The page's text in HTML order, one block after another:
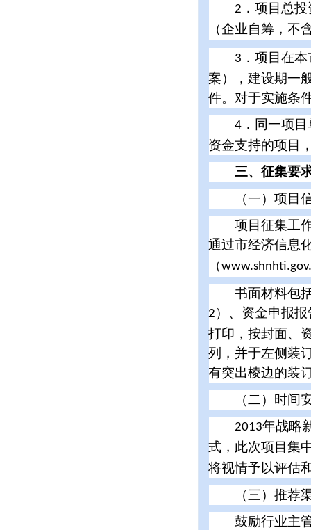
2 ．项目总
（企业自筹，不
3 ．项目在
案），建设期一
件。对于实施条
4 ．同一项
资金支持的项目
三、征集要
（一）项目信
项目征集工作
通过市经济信息
（
书面材料包括
2 ）、资金申报
打印，按封面、
列，并于左侧装
有突出棱边的装
（二）时间
2013年战略
式，此次项目集
将视情予以评估
（三）推荐
鼓励行业主管